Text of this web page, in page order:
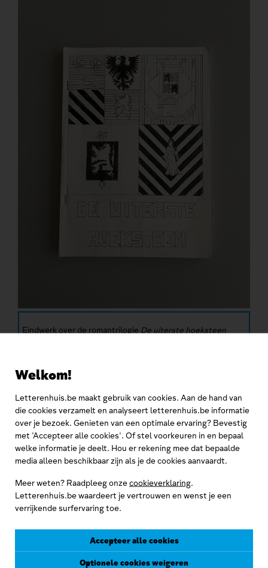
Welkom!
Letterenhuis.be maakt gebruik van cookies. Aan de hand van
die cookies verzamelt en analyseert letterenhuis.be informatie
over je bezoek. Genieten van een optimale ervaring? Bevestig
met 'Accepteer alle cookies'. Of stel voorkeuren in en bepaal
welke informatie je deelt. Hou er rekening mee dat bepaalde
media alleen beschikbaar zijn als je de cookies aanvaardt.
Meer weten? Raadpleeg onzecookieverklaring.
Letterenhuis.be waardeert je vertrouwen en wenst je een
verrijkende surfervaring toe.
Accepteer alle cookies
Optionele cookies weigeren
Eindwerk over de romantrilogie De uiterste hoeksteen
Antwerpse dagblad van DeVlag, verschenen van 31 augustus
1943 tot 4 september 1944, werd hij na de oorlog
veroordeeld tot een jaar gevangenisstraf wegens
collaboratie. Tijdens zijn internering schreef hij uit financiële
noodzaak vele liefdesromannetjes onder een waaier aan
pseudoniemen, zoals Claudine Lagarde, Peter Pann, René
Solitaire, enzovoort.
Depauws eerste grote werk na de Tweede Wereldoorlog is
een romantrilogie,De geschiedenis van Mathias Wieringer
Niet versagen, Mathias!
zege van het verzaken(1949). De streekroman speelt zich af
in de context van de textielnijverheid te Ronse. Zijn archief